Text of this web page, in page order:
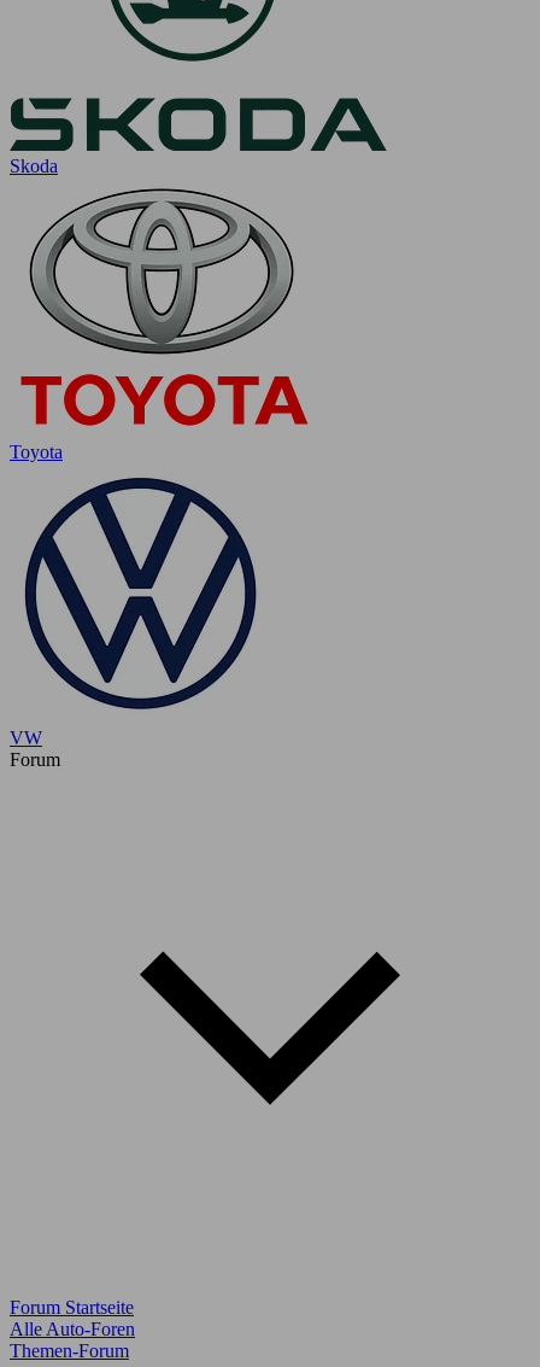
Skoda
Toyota
VW
Forum
Forum Startseite
Alle Auto-Foren
Themen-Forum